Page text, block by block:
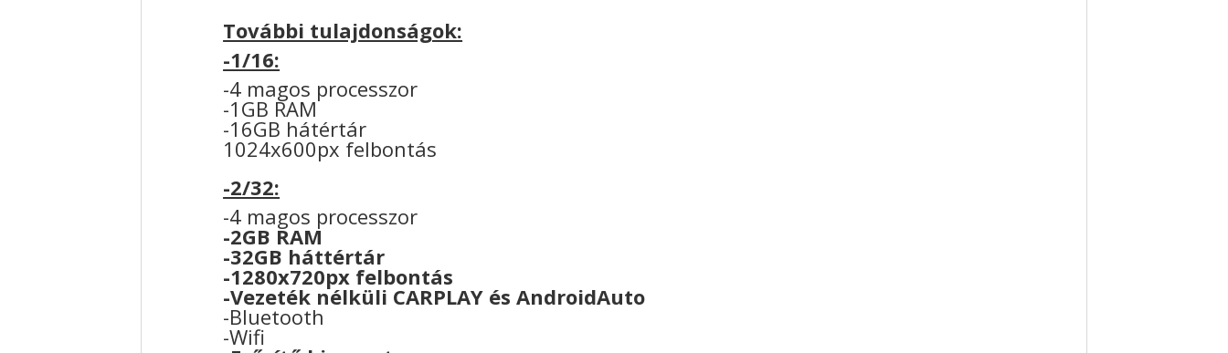
További tulajdonságok:
-1/16:
-4 magos processzor
-1GB RAM
-16GB hátértár
1024x600px felbontás
-2/32:
-4 magos processzor
-2GB RAM
-32GB háttértár
-1280x720px felbontás
-Vezeték nélküli CARPLAY és AndroidAuto
-Bluetooth
-Wifi